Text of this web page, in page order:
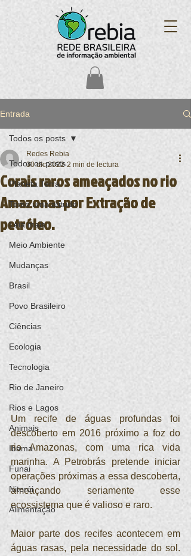
Entrada
Todos os posts
Planeta Terra
Tome uma atitude
Leia mais
Meio Ambiente
Mudanças
Brasil
Povo Brasileiro
Ciências
Ecologia
Tecnologia
Rio de Janeiro
Rios e Lagos
Animais
Ibama
Funai
Niterói
Alimentação
Todos os posts
Corais raros ameaçados no rio
Amazonas por Extração de
petróleo.
Redes Rebia
30 dic 2022 2 min de lectura
Um recife de águas profundas foi
descoberto em 2016 próximo a foz do
rio Amazonas, com uma rica vida
marinha. A Petrobrás pretende iniciar
operações próximas a essa descoberta,
ameaçando seriamente esse
ecossistema que é valioso e raro.
Maior parte dos recifes acontecem em
águas rasas, pela necessidade do sol.